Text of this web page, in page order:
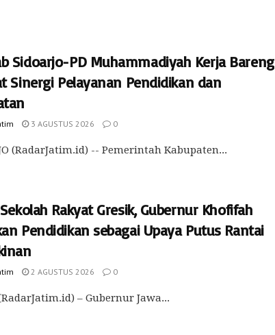
Sidoarjo-PD Muhammadiyah Kerja Bareng
Sinergi Pelayanan Pendidikan dan
3 AGUSTUS 2026 0
(RadarJatim.id) -- Pemerintah Kabupaten...
Rakyat Gresik, Gubernur Khofifah
Pendidikan sebagai Upaya Putus Rantai
2 AGUSTUS 2026 0
– Gubernur Jawa...